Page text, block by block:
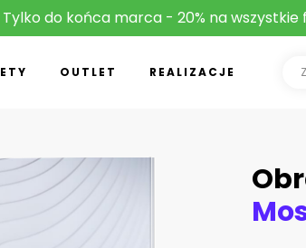
Tylko do końca marca - 20% na
OUTLET REALIZACJE